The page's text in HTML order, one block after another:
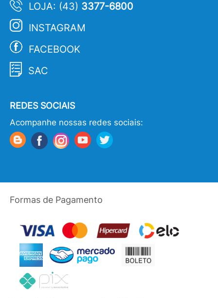
LOJA: (43) 3377-6800
INSTAGRAM
FACEBOOK
SAC
REDES SOCIAIS
Acompanhe nossas redes sociais:
Formas de Pagamento